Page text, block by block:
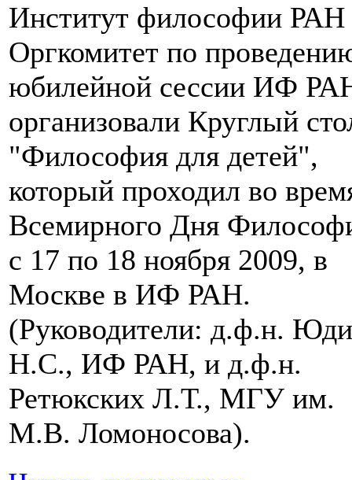
Институт философии РАН
Оргкомитет по
юбилейной сессии ИФ
организовали Круглый
"Философия для детей",
который проходил во
Всемирного Дня
с 17 по 18 ноября 2009, в
Москве в ИФ РАН.
(Руководители: д.ф.н.
Н.С., ИФ РАН, и д.ф.н.
Ретюкских Л.Т., МГУ им.
М.В. Ломоносова).